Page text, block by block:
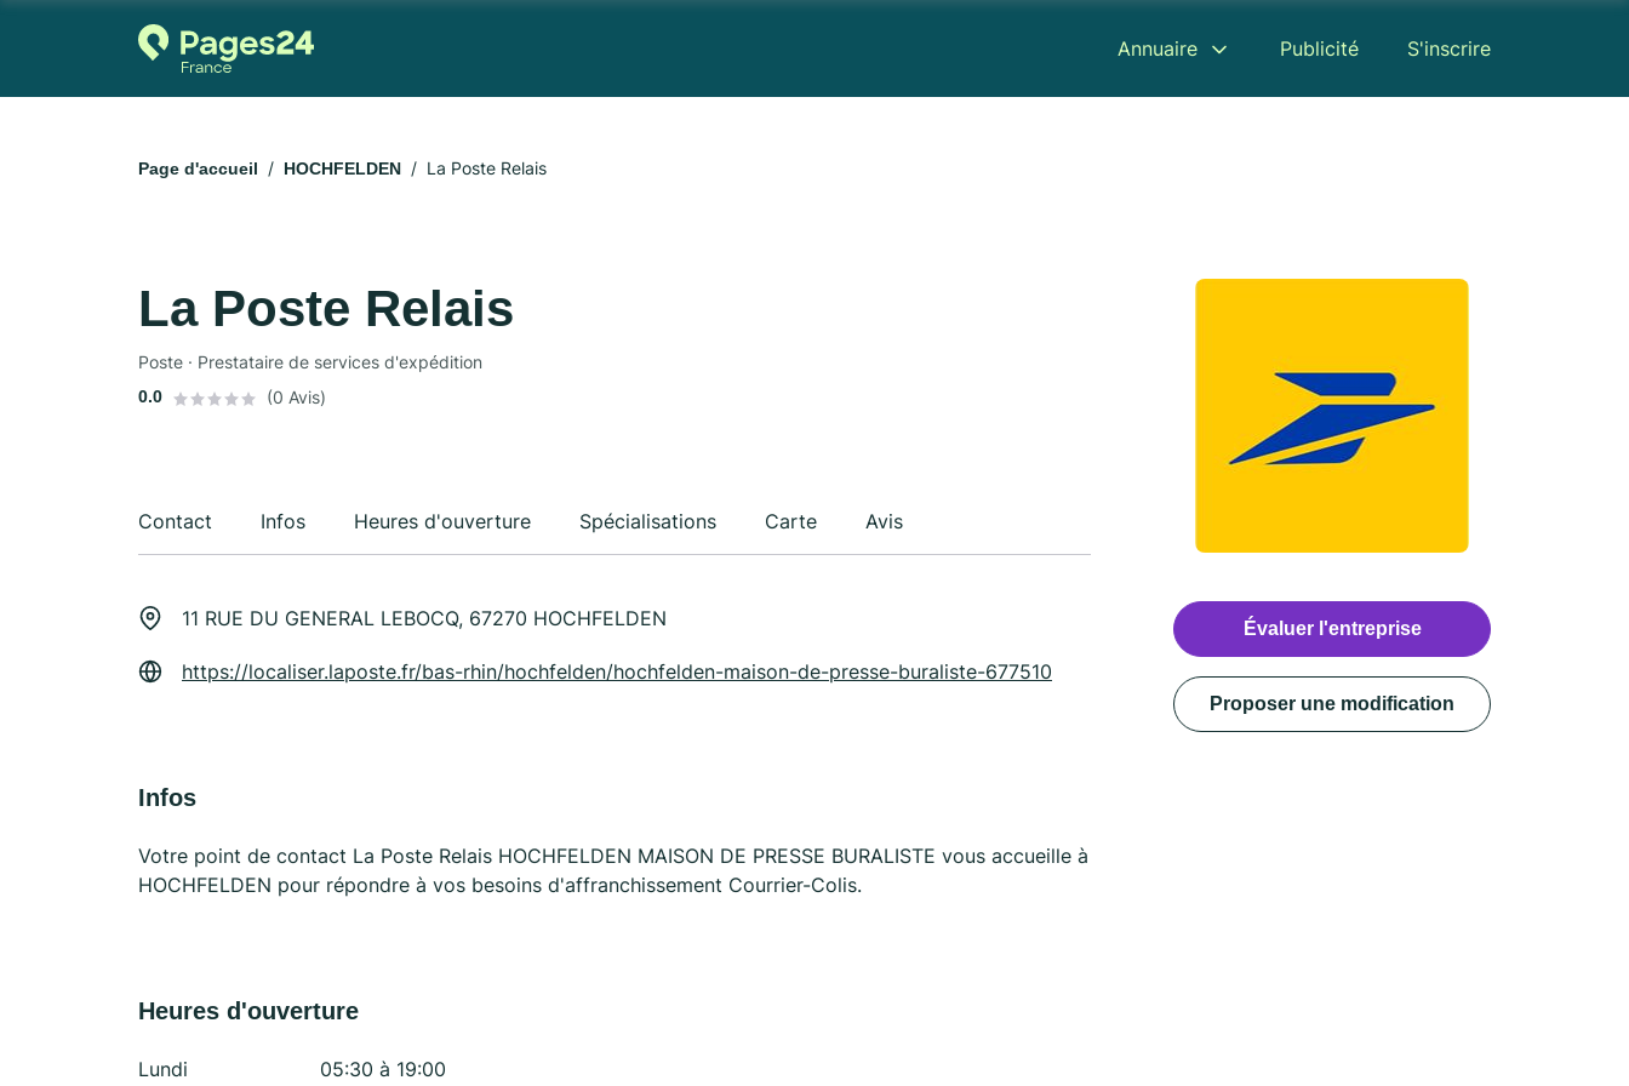
Annuaire Publicité S'inscrire
Page d'accueil HOCHFELDEN La Poste Relais
La Poste Relais
Poste · Prestataire de services d'expédition
0.0 (0 Avis)
Contact Infos Heures d'ouverture Spécialisations Carte Avis
11 RUE DU GENERAL LEBOCQ, 67270 HOCHFELDEN
https://localiser.laposte.fr/bas-rhin/hochfelden/hochfelden-maison-de-presse-buraliste-677510
Infos
Votre point de contact La Poste Relais HOCHFELDEN MAISON DE PRESSE BURALISTE vous accueille à
HOCHFELDEN pour répondre à vos besoins d'affranchissement Courrier-Colis.
Heures d'ouverture
Lundi
05:30 à 19:00
Évaluer l'entreprise
Proposer une modification